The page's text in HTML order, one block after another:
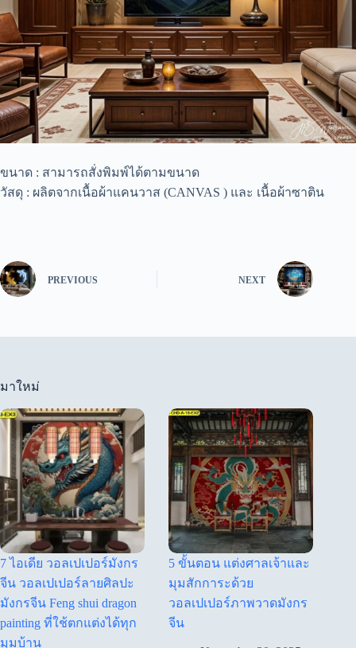
ขนาด : สามารถสั่งพิมพ์ได้ตามขนาด
วัสดุ : ผลิตจากเนื้อผ้าแคนวาส (CANVAS ) และ เนื้อผ้าซาติน
PREVIOUS NEXT
มาใหม่
7 ไอเดีย วอลเปเปอร์มังกร
จีน วอลเปเปอร์ลายศิลปะ
มังกรจีน Feng shui dragon
painting ที่ใช้ตกแต่งได้ทุก
มุมบ้าน
5 ขั้นตอน แต่งศาลเจ้าและ
มุมสักการะด้วย
วอลเปเปอร์ภาพวาดมังกร
จีน